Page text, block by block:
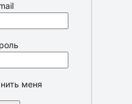
меня